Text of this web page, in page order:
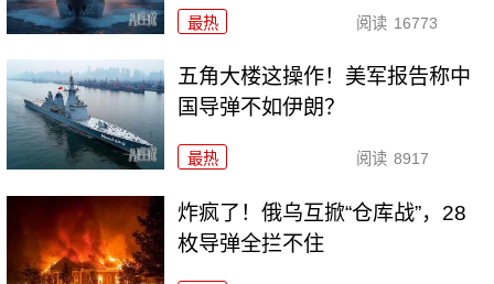
最热 阅读 16773
五角大楼这操作！美军报告称中
国导弹不如伊朗？
最热 阅读 8917
炸疯了！俄乌互掀“仓库战”，28
枚导弹全拦不住